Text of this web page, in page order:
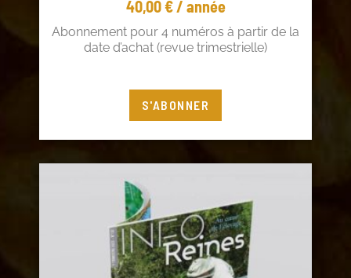
40,00€/ année
Abonnement pour 4 numéros à partir de la
date d’achat (revue trimestrielle)
Vous êtes adhérent ? Profitez de 5€ de
réduction !
S'ABONNER